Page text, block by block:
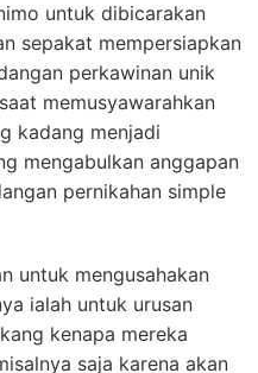
untuk dibicarakan
sepakat mempersiapkan
perkawinan unik
memusyawarahkan
kadang menjadi
mengabulkan anggapan
pernikahan simple
untuk mengusahakan
ialah untuk urusan
kenapa mereka
saja karena akan